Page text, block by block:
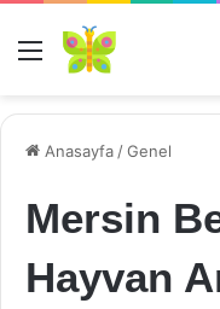
Menü
Anasayfa /Genel
Mersin
Hayvan